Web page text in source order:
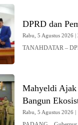
DPRD dan
Rabu, 5 Agustus 2026 |
TANAHDATAR –
Mahyeldi Ajak
Bangun
Rabu, 5 Agustus 2026 |